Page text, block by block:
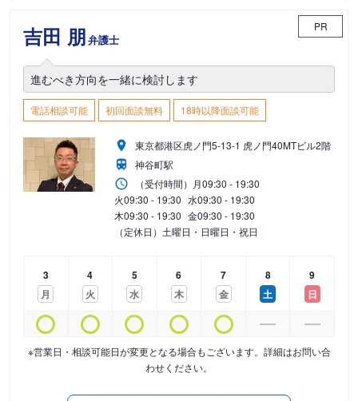
吉田 朋弁護士
PR
進むべき方向を一緒に検討します
電話相談可能 初回面談無料 18時以降面談可能
東京都港区虎ノ門5-13-1 虎ノ門40MTビル2階
神谷町駅
（受付時間） 月09:30 - 19:30
火09:30 - 19:30 水09:30 - 19:30
木09:30 - 19:30 金09:30 - 19:30
（定休日）土曜日・日曜日・祝日
3
月
4
火
5
水
6
木
7
金
8
土
9
日
※営業日・相談可能日が変更となる場合もございます。詳細はお問い合
わせください。